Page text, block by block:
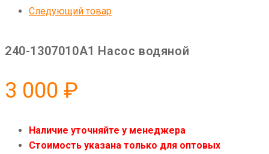
Следующий товар
240-1307010А1 Насос водяной
3 000 ₽
Наличие уточняйте у менеджера
Стоимость указана только для оптовых